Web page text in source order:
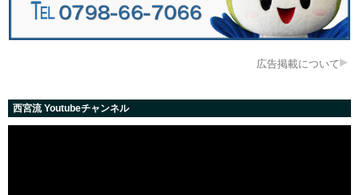
広告掲載について
西宮流 Youtubeチャンネル